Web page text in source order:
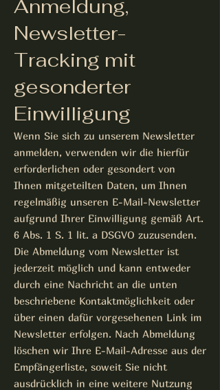
Anmeldung,
Newsletter-
Tracking mit
gesonderter
Einwilligung
Wenn Sie sich zu unserem Newsletter
anmelden, verwenden wir die hierfür
erforderlichen oder gesondert von
Ihnen mitgeteilten Daten, um Ihnen
regelmäßig unseren E-Mail-Newsletter
aufgrund Ihrer Einwilligung gemäß Art.
6 Abs. 1 S. 1 lit. a DSGVO zuzusenden.
Die Abmeldung vom Newsletter ist
jederzeit möglich und kann entweder
durch eine Nachricht an die unten
beschriebene Kontaktmöglichkeit oder
über einen dafür vorgesehenen Link im
Newsletter erfolgen. Nach Abmeldung
löschen wir Ihre E-Mail-Adresse aus der
Empfängerliste, soweit Sie nicht
ausdrücklich in eine weitere Nutzung